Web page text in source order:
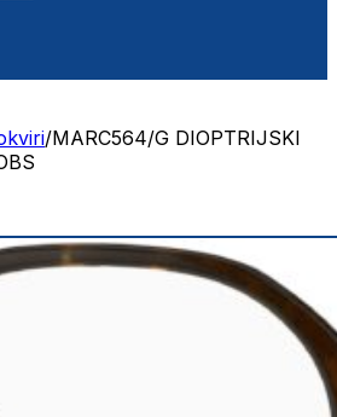
/MARC564/G DIOPTRIJSKI